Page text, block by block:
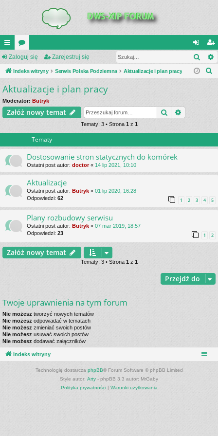
UI
C
K
_L
IN
or
a
al
og
ar
ej
Zaloguj się Zarejestruj się
Indeks witryny Serwis Polska Podziemna Aktualizacje i plan pracy
Aktualizacje i plan pracy
Moderator: Butryk
Załóż nowy temat Szukaj
Tematy: 3 • Strona 1 z 1
Tematy
Dostosowanie stron statycznych do komórek
Ostatni post autor: doctor« 14 lip 2021, 10:10
Aktualizacje
Ostatni post autor: Butryk « 01 lip 2020, 16:28
Odpowiedzi: 62 1 2 3 4 5
Plany rozbudowy serwisu
Ostatni post autor: Butryk « 07 mar 2019, 18:57
Odpowiedzi: 23 1 2
Załóż nowy temat
Tematy: 3 • Strona 1z 1
Przejdź do
Twoje uprawnienia na tym forum
Nie możesz tworzyć nowych tematów
Nie możesz odpowiadać w tematach
Nie możesz zmieniać swoich postów
Nie możesz usuwać swoich postów
Nie możesz dodawać załączników
Indeks witryny
Technologię dostarcza phpBB® Forum Software © phpBB Limited
Style autor: Arty - phpBB 3.3 autor: MrGaby
Polityka prywatności| Warunki użytkowania